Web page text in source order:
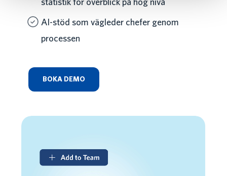
statistik för överblick på hög nivå
AI-stöd som vägleder chefer genom
processen
BOKA DEMO